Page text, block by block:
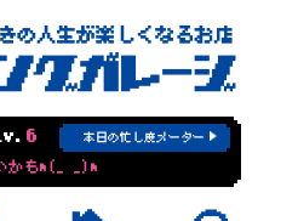
6 本日の忙し度メーター
かもm(_ _)m